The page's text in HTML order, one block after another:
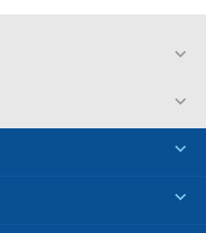



